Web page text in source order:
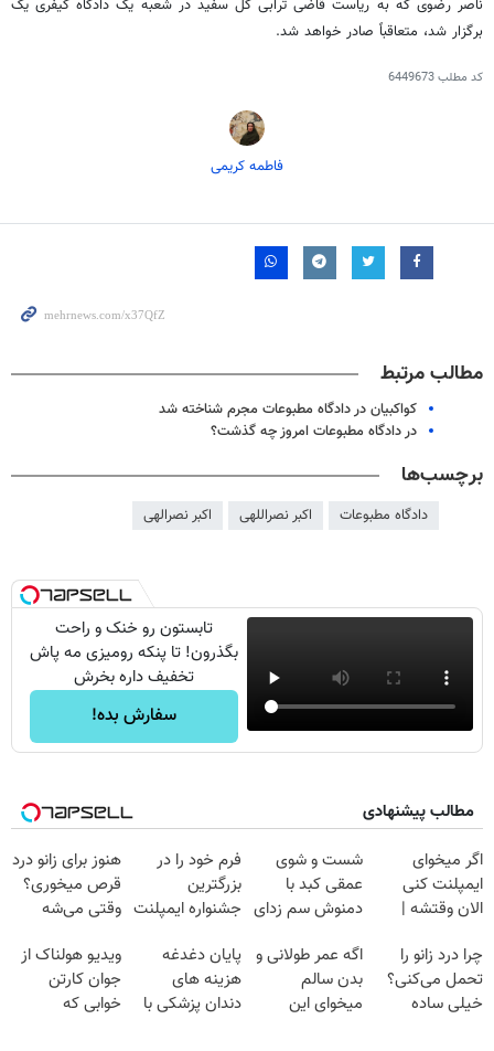
ناصر رضوی که به ریاست قاضی ترابی گل سفید در شعبه یک دادگاه کیفری یک
برگزار شد، متعاقباً صادر خواهد شد.
کد مطلب6449673
فاطمه کریمی
مطالب مرتبط
کواکبیان در دادگاه مطبوعات مجرم شناخته شد
در دادگاه مطبوعات امروز چه گذشت؟
برچسب‌ها
دادگاه مطبوعات اکبر نصراللهی اکبر نصرالهی
تابستون رو خنک و راحت
بگذرون! تا پنکه رومیزی مه پاش
تخفیف داره بخرش
سفارش بده!
مطالب پیشنهادی
اگر میخوای
ایمپلنت کنی
الان وقتشه |
میلیون تومان!!!
شست و شوی
عمقی کبد با
دمنوش سم زدای
فرم خود را در
بزرگترین
جشنواره ایمپلنت
فقط ۲۵ میلیون
هنوز برای زانو درد
قرص میخوری؟
وقتی می‌شه
درمانش کرد؟؟؟؟
چرا درد زانو را
تحمل می‌کنی؟
خیلی ساده
اگه عمر طولانی و
بدن سالم
میخوای این
پایان دغدغه
هزینه های
دندان پزشکی با
ویدیو هولناک از
جوان کارتن
خوابی که